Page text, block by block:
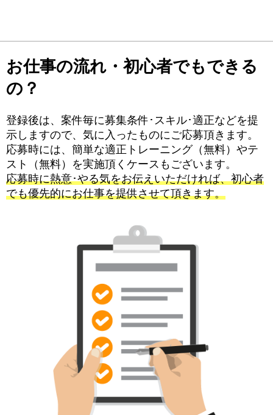
お仕事の流れ・初心者でもできる
の？
登録後は、案件毎に募集条件･スキル･適正などを提
示しますので、気に入ったものにご応募頂きます。
応募時には、簡単な適正トレーニング（無料）やテ
スト（無料）を実施頂くケースもございます。
応募時に熱意･やる気をお伝えいただければ、初心者
でも優先的にお仕事を提供させて頂きます。